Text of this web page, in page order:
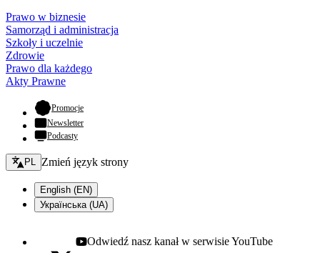
Prawo w biznesie
Samorząd i administracja
Szkoły i uczelnie
Zdrowie
Prawo dla każdego
Akty Prawne
Promocje- otwiera się w nowej karcie
Newsletter
Podcasty
Zmień język - bieżący:
PL Zmień język strony
English (EN)
Українська (UA)
Youtube - otwiera się w nowej karcie
Odwiedź nasz kanał w serwisie YouTube